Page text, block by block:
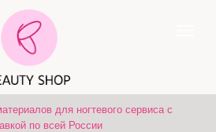
для ногтевого сервиса с
по всей России